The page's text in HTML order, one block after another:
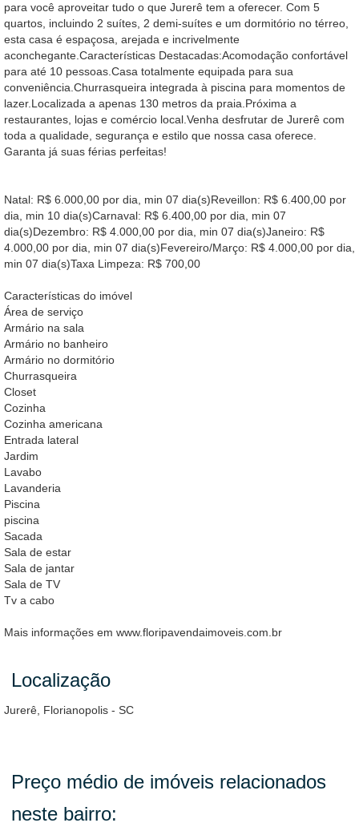
para você aproveitar tudo o que Jurerê tem a oferecer. Com 5
quartos, incluindo 2 suítes, 2 demi-suítes e um dormitório no térreo,
esta casa é espaçosa, arejada e incrivelmente
aconchegante.Características Destacadas:Acomodação confortável
para até 10 pessoas.Casa totalmente equipada para sua
conveniência.Churrasqueira integrada à piscina para momentos de
lazer.Localizada a apenas 130 metros da praia.Próxima a
restaurantes, lojas e comércio local.Venha desfrutar de Jurerê com
toda a qualidade, segurança e estilo que nossa casa oferece.
Garanta já suas férias perfeitas!
Natal: R$ 6.000,00 por dia, min 07 dia(s)Reveillon: R$ 6.400,00 por
dia, min 10 dia(s)Carnaval: R$ 6.400,00 por dia, min 07
dia(s)Dezembro: R$ 4.000,00 por dia, min 07 dia(s)Janeiro: R$
4.000,00 por dia, min 07 dia(s)Fevereiro/Março: R$ 4.000,00 por dia,
min 07 dia(s)Taxa Limpeza: R$ 700,00
Características do imóvel
Área de serviço
Armário na sala
Armário no banheiro
Armário no dormitório
Churrasqueira
Closet
Cozinha
Cozinha americana
Entrada lateral
Jardim
Lavabo
Lavanderia
Piscina
piscina
Sacada
Sala de estar
Sala de jantar
Sala de TV
Tv a cabo
Mais informações em www.floripavendaimoveis.com.br
Localização
Jurerê, Florianopolis - SC
Preço médio de imóveis relacionados
neste bairro: